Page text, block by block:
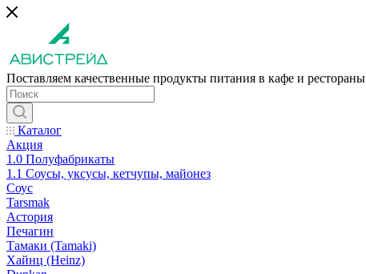
Поставляем качественные продукты питания в кафе и рестораны
Каталог
Акция
1.0 Полуфабрикаты
1.1 Соусы, уксусы, кетчупы, майонез
Соус
Tarsmak
Астория
Печагин
Тамаки (Tamaki)
Хайнц (Heinz)